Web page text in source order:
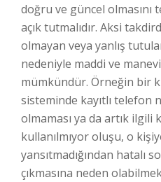
doğru ve güncel olmasını
açık tutmalıdır. Aksi
olmayan veya yanlış
nedeniyle maddi ve
mümkündür. Örneğin bir
sisteminde kayıtlı telefon
olmaması ya da artık ilgili
kullanılmıyor oluşu, o
yansıtmadığından hatalı
çıkmasına neden